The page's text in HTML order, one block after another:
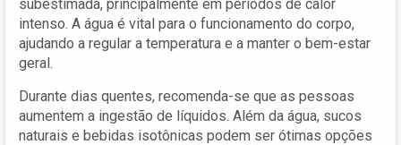
subestimada, principalmente em períodos de calor
intenso. A água é vital para o funcionamento do corpo,
ajudando a regular a temperatura e a manter o bem-estar
geral.
Durante dias quentes, recomenda-se que as pessoas
aumentem a ingestão de líquidos. Além da água, sucos
naturais e bebidas isotônicas podem ser ótimas opções